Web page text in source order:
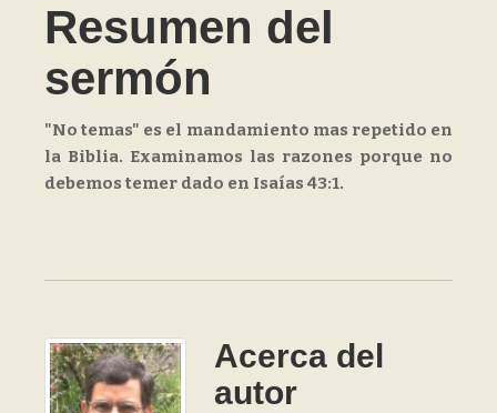
Resumen del
sermón
"No temas" es el mandamiento mas repetido en
la Biblia. Examinamos las razones porque no
debemos temer dado en Isaías 43:1.
Acerca del
autor